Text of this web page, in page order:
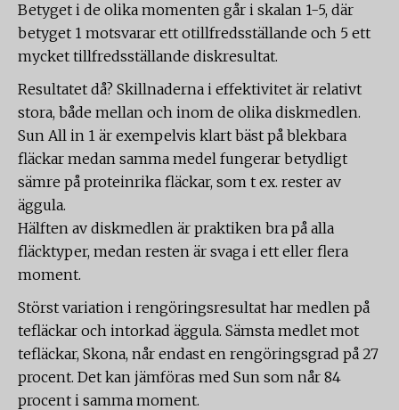
Betyget i de olika momenten går i skalan 1-5, där
betyget 1 motsvarar ett otillfredsställande och 5 ett
mycket tillfredsställande diskresultat.
Resultatet då? Skillnaderna i effektivitet är relativt
stora, både mellan och inom de olika diskmedlen.
Sun All in 1 är exempelvis klart bäst på blekbara
fläckar medan samma medel fungerar betydligt
sämre på proteinrika fläckar, som t ex. rester av
äggula.
Hälften av diskmedlen är praktiken bra på alla
fläcktyper, medan resten är svaga i ett eller flera
moment.
Störst variation i rengöringsresultat har medlen på
tefläckar och intorkad äggula. Sämsta medlet mot
tefläckar, Skona, når endast en rengöringsgrad på 27
procent. Det kan jämföras med Sun som når 84
procent i samma moment.